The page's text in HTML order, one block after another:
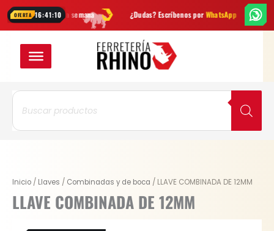
OFERTA 16:41:09
cada semana ¿Dudas? Escríbenos porWhatsApp Envío
contenido
Búsqueda
productos
Inicio / Llaves / Combinadas y de boca / LLAVE COMBINADA DE 12MM
LLAVE COMBINADA DE 12MM